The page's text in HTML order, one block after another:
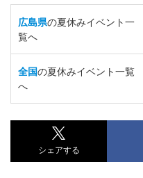
広島県の夏休みイベント一
覧へ
全国の夏休みイベント一覧
へ
シェアする